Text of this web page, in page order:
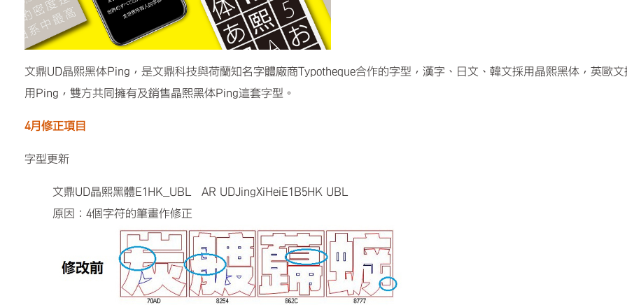
文鼎UD晶熙黑体Ping，是文鼎科技與荷蘭知名字體廠商Typotheque合作的字型，漢字、日文、韓文採用晶熙黑体，英歐文
用Ping，雙方共同擁有及銷售晶熙黑体Ping這套字型。
4月修正項目
字型更新
文鼎UD晶熙黑體E1HK_UBL AR UDJingXiHeiE1B5HK UBL
原因：4個字符的筆畫作修正